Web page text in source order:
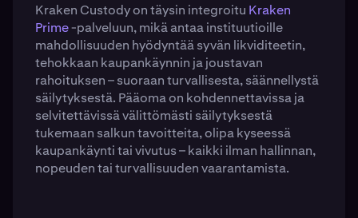
Kraken Custody on täysin integroitu Kraken
Prime-palveluun, mikä antaa instituutioille
mahdollisuuden hyödyntää syvän likviditeetin,
tehokkaan kaupankäynnin ja joustavan
rahoituksen – suoraan turvallisesta, säännellystä
säilytyksestä. Pääoma on kohdennettavissa ja
selvitettävissä välittömästi säilytyksestä
tukemaan salkun tavoitteita, olipa kyseessä
kaupankäynti tai vivutus – kaikki ilman hallinnan,
nopeuden tai turvallisuuden vaarantamista.